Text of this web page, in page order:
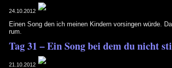
24.10.2012
Einen Song den ich meinen Kindern vorsingen würde.
rum.
Tag 31 – Ein Song bei dem du nicht
21.10.2012